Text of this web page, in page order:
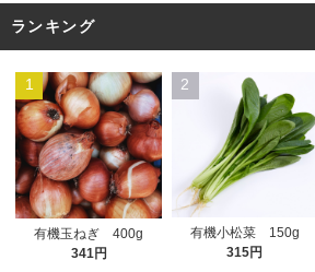
ランキング
1
有機玉ねぎ 400g
341円
2
有機小松菜 150g
315円